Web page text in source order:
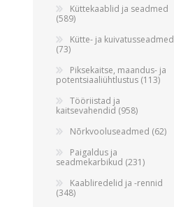
Küttekaablid ja seadmed
(589)
Kütte- ja kuivatusseadmed
(73)
Piksekaitse, maandus- ja
potentsiaaliühtlustus (113)
Tööriistad ja
kaitsevahendid (958)
Nõrkvooluseadmed (62)
Paigaldus ja
seadmekarbikud (231)
Kaabliredelid ja -rennid
(348)